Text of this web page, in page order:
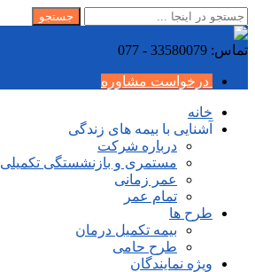
تماس: 33580079 - 077
درخواست مشاوره
خانه
آشنایی با بیمه های زندگی
درباره شرکت
مستمری و بازنشستگی تکمیلی
عمر زمانی
تمام عمر
طرح ها
بیمه تکمیل درمان
طرح حامی
ویژه نمایندگان